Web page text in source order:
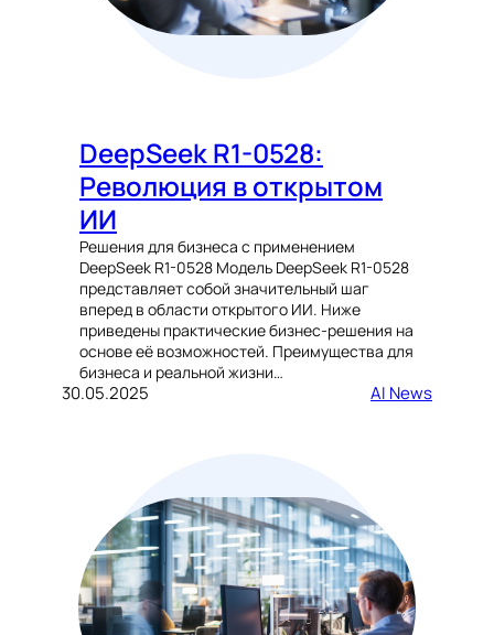
DeepSeek R1-0528:
Революция в открытом
ИИ
Решения для бизнеса с применением
DeepSeek R1-0528 Модель DeepSeek R1-0528
представляет собой значительный шаг
вперед в области открытого ИИ. Ниже
приведены практические бизнес-решения на
основе её возможностей. Преимущества для
бизнеса и реальной жизни…
30.05.2025 AI News